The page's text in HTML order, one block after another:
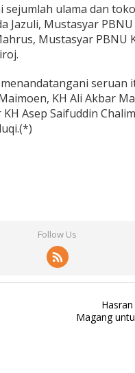
ulama dan
Jazuli, Mustasyar
Mustasyar PBNU
seruan
KH Ali Akbar
Asep Saifuddin
Follow Us
Magang